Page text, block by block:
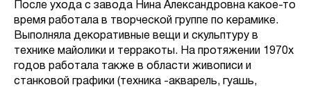
После ухода с завода Нина Александровна какое-то
время работала в творческой группе по керамике.
Выполняла декоративные вещи и скульптуру в
технике майолики и терракоты. На протяжении 1970х
годов работала также в области живописи и
станковой графики (техника -акварель, гуашь,